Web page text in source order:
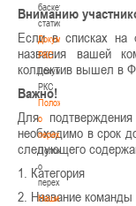
баскетбольной
статистике
Документы
РКС
Документы
РКС
Положение
о
переходах
Положение
о
переходах
Наши
Вниманию
Если в списках на
названия вашей
коллектив вышел в
Важно!
Для
необходимо в срок
следующего
1. Категория
2. Название команды